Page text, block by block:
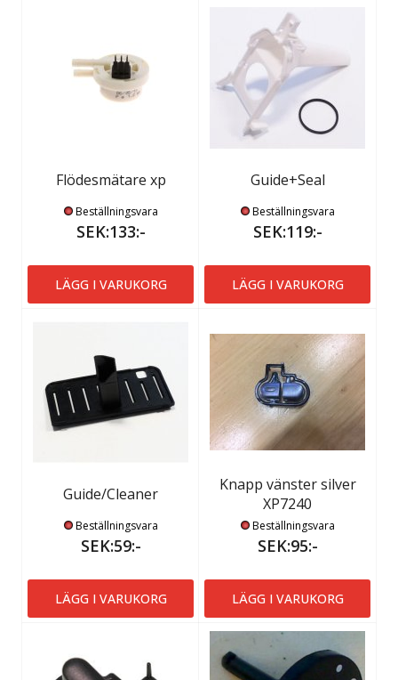
Flödesmätare xp
Beställningsvara
SEK:133:-
LÄGG I VARUKORG
Guide+Seal
Beställningsvara
SEK:119:-
LÄGG I VARUKORG
Guide/Cleaner
Beställningsvara
SEK:59:-
LÄGG I VARUKORG
Knapp vänster silver
XP7240
Beställningsvara
SEK:95:-
LÄGG I VARUKORG